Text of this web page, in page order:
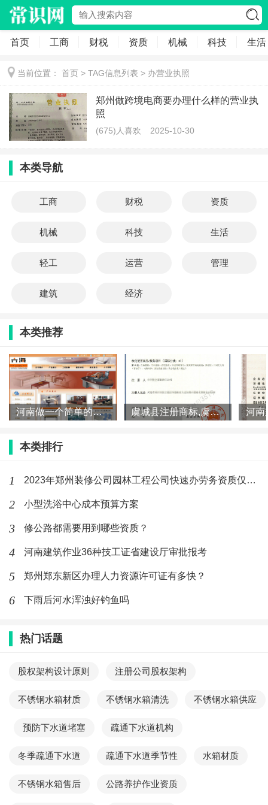
首页 工商 财税 资质 机械 科技 生活
当前位置： 首页 > TAG信息列表 > 办营业执照
郑州做跨境电商要办理什么样的营业执
照
(675)人喜欢 2025-10-30
本类导航
工商 财税 资质
机械 科技 生活
轻工 运营 管理
建筑 经济
本类推荐
河南做一个简单的网站需要多少钱 虞城县注册商标,虞城申请商标,虞城商标注册
本类排行
1 2023年郑州装修公司园林工程公司快速办劳务资质仅几万元
2 小型洗浴中心成本预算方案
3 修公路都需要用到哪些资质？
4 河南建筑作业36种技工证省建设厅审批报考
5 郑州郑东新区办理人力资源许可证有多快？
6 下雨后河水浑浊好钓鱼吗
热门话题
股权架构设计原则 注册公司股权架构
不锈钢水箱材质 不锈钢水箱清洗 不锈钢水箱供应
预防下水道堵塞 疏通下水道机构
冬季疏通下水道 疏通下水道季节性 水箱材质
不锈钢水箱售后 公路养护作业资质